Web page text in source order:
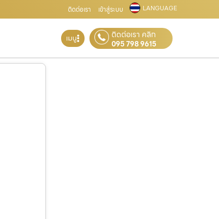
ติดต่อเรา เข้าสู่ระบบ LANGUAGE
เมนู ติดต่อเรา คลิก
095 798 9615